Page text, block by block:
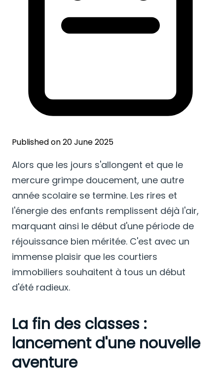
Published on 20 June 2025
Alors que les jours s'allongent et que le
mercure grimpe doucement, une autre
année scolaire se termine. Les rires et
l'énergie des enfants remplissent déjà l'air,
marquant ainsi le début d'une période de
réjouissance bien méritée. C'est avec un
immense plaisir que les courtiers
immobiliers souhaitent à tous un début
d'été radieux.
La fin des classes :
lancement d'une nouvelle
aventure